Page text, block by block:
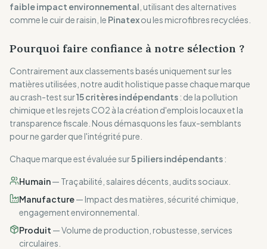
faible impact environnemental , utilisant des alternatives
comme le cuir de raisin, le Pinatexou les microfibres recyclées.
Pourquoi faire confiance à notre sélection ?
Contrairement aux classements basés uniquement sur les
matières utilisées, notre audit holistique passe chaque marque
au crash-test sur15 critères indépendants : de la pollution
chimique et les rejets CO2 à la création d'emplois locaux et la
transparence fiscale. Nous démasquons les faux-semblants
pour ne garder que l'intégrité pure.
Chaque marque est évaluée sur5 piliers indépendants :
Humain— Traçabilité, salaires décents, audits sociaux.
Manufacture— Impact des matières, sécurité chimique,
engagement environnemental.
Produit —Volume de production, robustesse, services
circulaires.